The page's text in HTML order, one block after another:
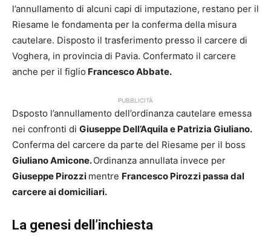
l’annullamento di alcuni capi di imputazione, restano per il
Riesame le fondamenta per la conferma della misura
cautelare. Disposto il trasferimento presso il carcere di
Voghera, in provincia di Pavia. Confermato il carcere
anche per il figlio Francesco Abbate.
PUBBLICITÀ
Dsposto l’annullamento dell’ordinanza cautelare emessa
nei confronti di Giuseppe Dell’Aquila e Patrizia Giuliano.
Conferma del carcere da parte del Riesame per il boss
Giuliano Amicone.Ordinanza annullata invece per
Giuseppe Pirozzi mentre Francesco Pirozzi passa dal
carcere ai domiciliari.
La genesi dell’inchiesta